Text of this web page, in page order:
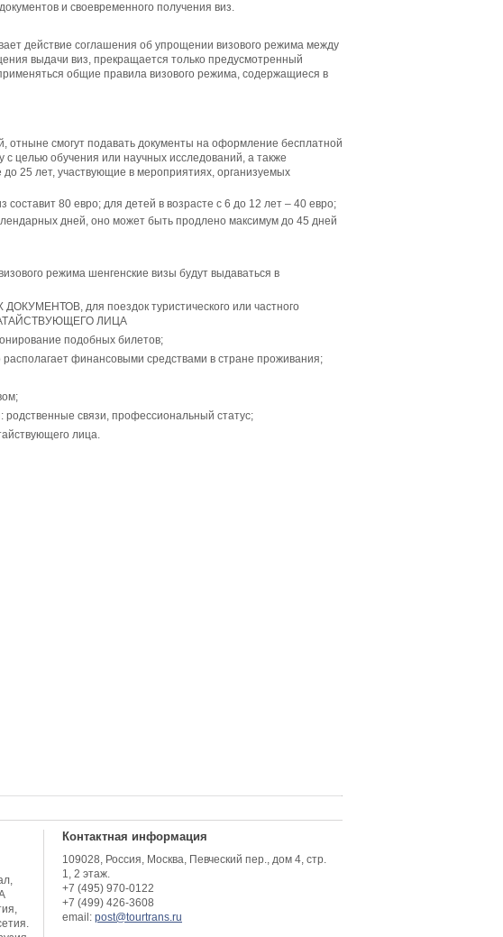
и своевременного получения виз.
действие соглашения об упрощении визового режима между
выдачи виз, прекращается только предусмотренный
общие правила визового режима, содержащиеся в
отныне смогут подавать документы на оформление бесплатной
целью обучения или научных исследований, а также
25 лет, участвующие в мероприятиях, организуемых
80 евро; для детей в возрасте с 6 до 12 лет – 40 евро;
дней, оно может быть продлено максимум до 45 дней
режима шенгенские визы будут выдаваться в
для поездок туристического или частного
ЛИЦА
подобных билетов;
финансовыми средствами в стране проживания;
родственные связи, профессиональный статус;
лица.
Контактная информация
109028, Россия, Москва, Певческий пер., дом 4, стр.
1, 2 этаж.
+7 (495) 970-0122
+7 (499) 426-3608
email: post@tourtrans.ru